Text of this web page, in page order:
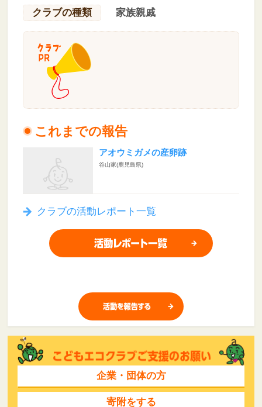
クラブの種類
家族親戚
これまでの報告
アオウミガメの産卵跡
谷山家(鹿児島県)
クラブの活動レポート一覧
企業・団体の方
寄附をする